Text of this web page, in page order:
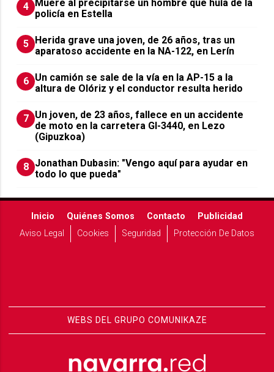
4 Muere al precipitarse un hombre que huía de la
policía en Estella
5 Herida grave una joven, de 26 años, tras un
aparatoso accidente en la NA-122, en Lerín
6 Un camión se sale de la vía en la AP-15 a la
altura de Olóriz y el conductor resulta herido
7 Un joven, de 23 años, fallece en un accidente
de moto en la carretera GI-3440, en Lezo
(Gipuzkoa)
8 Jonathan Dubasin: "Vengo aquí para ayudar en
todo lo que pueda"
Inicio Quiénes Somos Contacto
Publicidad
Aviso Legal
Cookies Seguridad Protección De Datos
WEBS DEL GRUPO COMUNIKAZE